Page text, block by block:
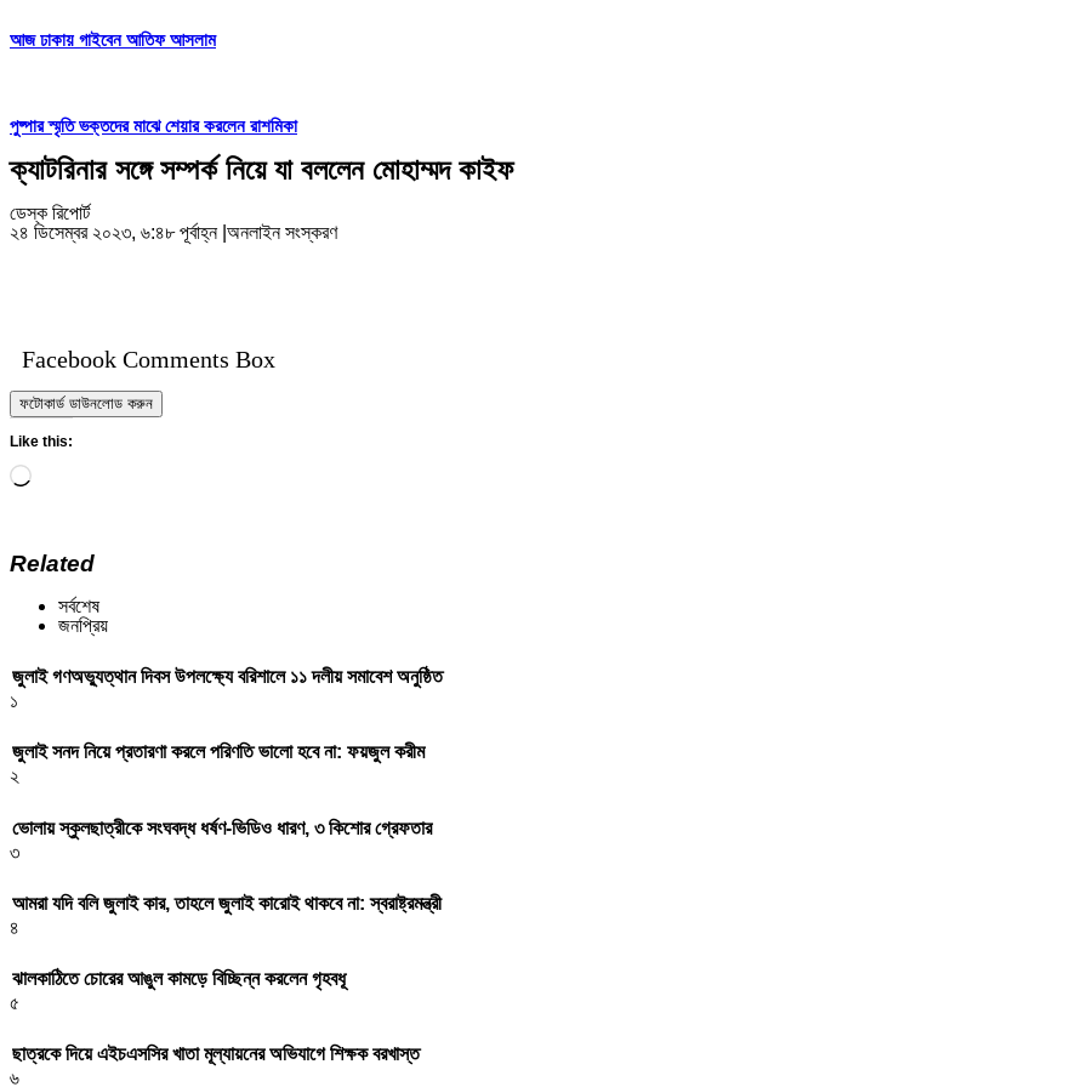
আজ ঢাকায় গাইবেন আতিফ আসলাম
পুষ্পার স্মৃতি ভক্তদের মাঝে শেয়ার করলেন রাশমিকা
ক্যাটরিনার সঙ্গে সম্পর্ক নিয়ে যা বললেন মোহাম্মদ কাইফ
ডেস্ক রিপোর্ট
২৪ ডিসেম্বর ২০২৩, ৬:৪৮ পূর্বাহ্ন অনলাইন সংস্করণ
Facebook Comments Box
ফটোকার্ড ডাউনলোড করুন
Like this:
Loading…
Related
সর্বশেষ
জনপ্রিয়
জুলাই গণঅভ্যুত্থান দিবস উপলক্ষ্যে বরিশালে ১১ দলীয় সমাবেশ অনুষ্ঠিত
১
জুলাই সনদ নিয়ে প্রতারণা করলে পরিণতি ভালো হবে না: ফয়জুল করীম
২
ভোলায় স্কুলছাত্রীকে সংঘবদ্ধ ধর্ষণ-ভিডিও ধারণ, ৩ কিশোর গ্রেফতার
৩
আমরা যদি বলি জুলাই কার, তাহলে জুলাই কারোই থাকবে না: স্বরাষ্ট্রমন্ত্রী
৪
ঝালকাঠিতে চোরের আঙুল কামড়ে বিচ্ছিন্ন করলেন গৃহবধূ
৫
ছাত্রকে দিয়ে এইচএসসির খাতা মূল্যায়নের অভিযাগে শিক্ষক বরখাস্ত
৬